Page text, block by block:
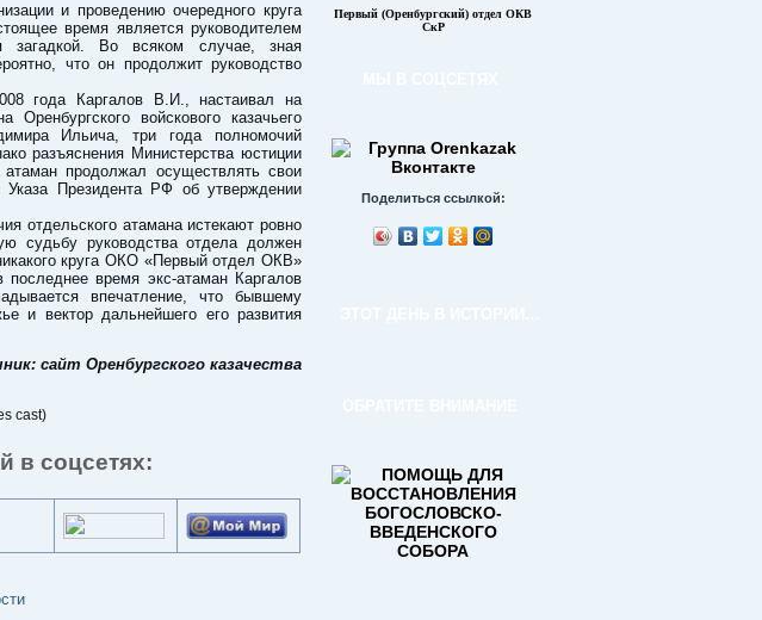
и проведению очередного круга
время является руководителем
Во всяком случае, зная
что он продолжит руководство
года Каргалов В.И., настаивал на
войскового казачьего
Ильича, три года полномочий
разъяснения Министерства юстиции
продолжал осуществлять свои
Указа Президента РФ об утверждении
отдельского атамана истекают ровно
судьбу руководства отдела должен
круга ОКО «Первый отдел ОКВ»
время экс-атаман Каргалов
впечатление, что бывшему
и вектор дальнейшего его развития
сайт Оренбургского казачества
cast)
в соцсетях:
Первый (Оренбургский) отдел ОКВ
СкР
Поделиться ссылкой: